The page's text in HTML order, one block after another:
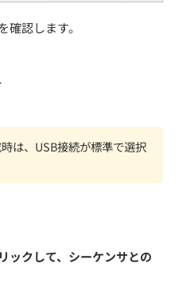
認します。
は、USB接続が標準で選択
ックして、シーケンサとの